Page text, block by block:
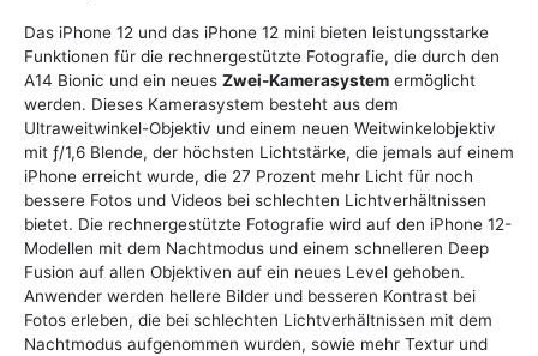
Das iPhone 12 und das iPhone 12 mini bieten leistungsstarke
Funktionen für die rechnergestützte Fotografie, die durch den
A14 Bionic und ein neues Zwei-Kamerasystem ermöglicht
werden. Dieses Kamerasystem besteht aus dem
Ultraweitwinkel-Objektiv und einem neuen Weitwinkelobjektiv
mit ƒ/1,6 Blende, der höchsten Lichtstärke, die jemals auf einem
iPhone erreicht wurde, die 27 Prozent mehr Licht für noch
bessere Fotos und Videos bei schlechten Lichtverhältnissen
bietet. Die rechnergestützte Fotografie wird auf den iPhone 12-
Modellen mit dem Nachtmodus und einem schnelleren Deep
Fusion auf allen Objektiven auf ein neues Level gehoben.
Anwender werden hellere Bilder und besseren Kontrast bei
Fotos erleben, die bei schlechten Lichtverhältnissen mit dem
Nachtmodus aufgenommen wurden, sowie mehr Textur und